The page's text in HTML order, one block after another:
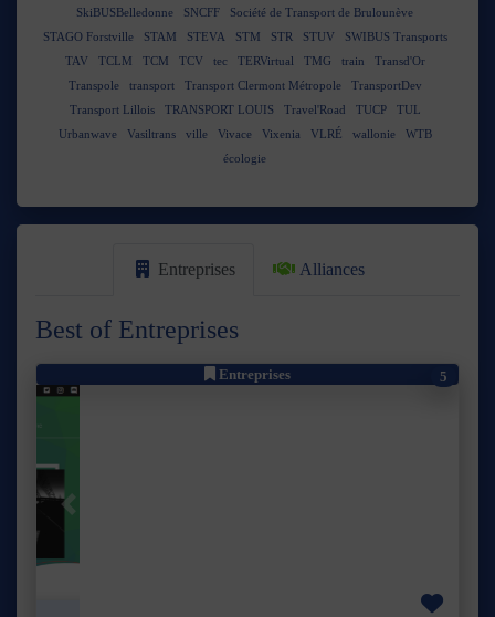
SkiBUSBelledonne
SNCFF
Société de Transport de Brulounève
STAGO Forstville
STAM STEVA STM STR STUV
SWIBUS Transports
TAV
TCLM TCM TCV tec TERVirtual TMG train
Transd'Or
Transpole
transport Transport Clermont Métropole
TransportDev
Transport Lillois
TRANSPORT LOUIS Travel'Road TUCP
TUL
Urbanwave
Vasiltrans ville Vivace Vixenia VLRÉ wallonie
WTB
écologie
Entreprises Alliances
Best of Entreprises
Entreprises 5
Précédent